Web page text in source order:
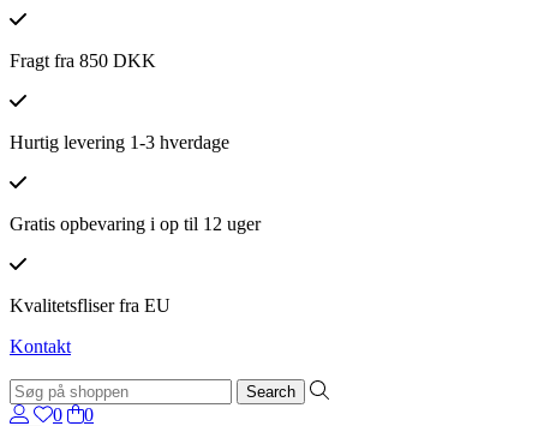
Fragt fra 850 DKK
Hurtig levering 1-3 hverdage
Gratis opbevaring i op til 12 uger
Kvalitetsfliser fra EU
Kontakt
0 0